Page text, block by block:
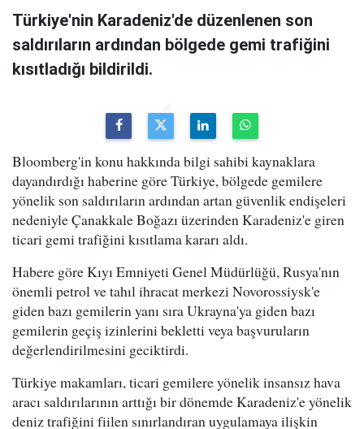
Türkiye'nin Karadeniz'de düzenlenen son
saldırıların ardından bölgede gemi trafiğini
kısıtladığı bildirildi.
Bloomberg'in konu hakkında bilgi sahibi kaynaklara
dayandırdığı haberine göre Türkiye, bölgede gemilere
yönelik son saldırıların ardından artan güvenlik endişeleri
nedeniyle Çanakkale Boğazı üzerinden Karadeniz'e giren
ticari gemi trafiğini kısıtlama kararı aldı.
Habere göre Kıyı Emniyeti Genel Müdürlüğü, Rusya'nın
önemli petrol ve tahıl ihracat merkezi Novorossiysk'e
giden bazı gemilerin yanı sıra Ukrayna'ya giden bazı
gemilerin geçiş izinlerini bekletti veya başvuruların
değerlendirilmesini geciktirdi.
Türkiye makamları, ticari gemilere yönelik insansız hava
aracı saldırılarının arttığı bir dönemde Karadeniz'e yönelik
deniz trafiğini fiilen sınırlandıran uygulamaya ilişkin